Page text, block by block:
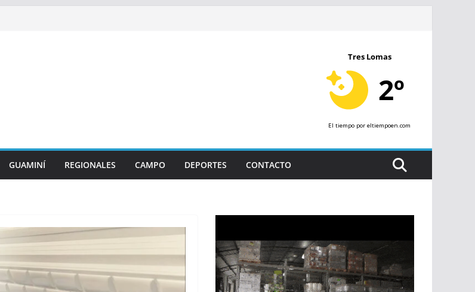
Tres Lomas
2º
El tiempo por eltiempoen.com
GUAMINÍ REGIONALES CAMPO DEPORTES CONTACTO